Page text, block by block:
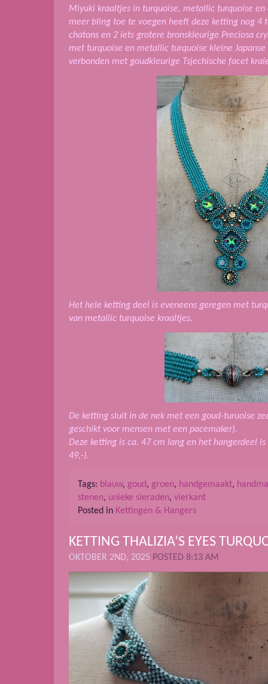
Miyuki kraaltjes in turquoise, metallic turquoise en
meer bling toe te voegen heeft deze ketting nog 4
chatons en 2 iets grotere bronskleurige Preciosa
met turquoise en metallic turquoise kleine
verbonden met goudkleurige Tsjechische facet
Het hele ketting deel is eveneens geregen met
van metallic turquoise kraaltjes.
De ketting sluit in de nek met een goud-turuoise
geschikt voor mensen met een pacemaker).
Deze ketting is ca. 47 cm lang en het hangerdeel
49,-).
Tags: blauw, goud, groen, handgemaakt,
stenen, unieke sieraden, vierkant
Posted in Kettingen & Hangers
KETTING THALIZIA’S EYES
OKTOBER 2ND, 2025 POSTED 8:13 AM